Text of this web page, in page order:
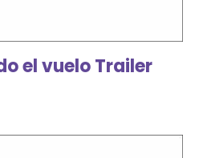
el vuelo Trailer